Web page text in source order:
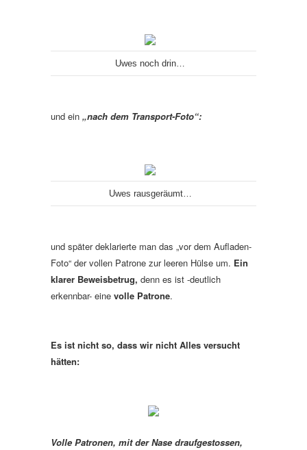
Uwes noch drin…
und ein „nach dem Transport-Foto“:
Uwes rausgeräumt…
und später deklarierte man das „vor dem Aufladen-
Foto“ der vollen Patrone zur leeren Hülse um. Ein
klarer Beweisbetrug, denn es ist -deutlich
erkennbar- eine volle Patrone.
Es ist nicht so, dass wir nicht Alles versucht
hätten:
Volle Patronen, mit der Nase draufgestossen,